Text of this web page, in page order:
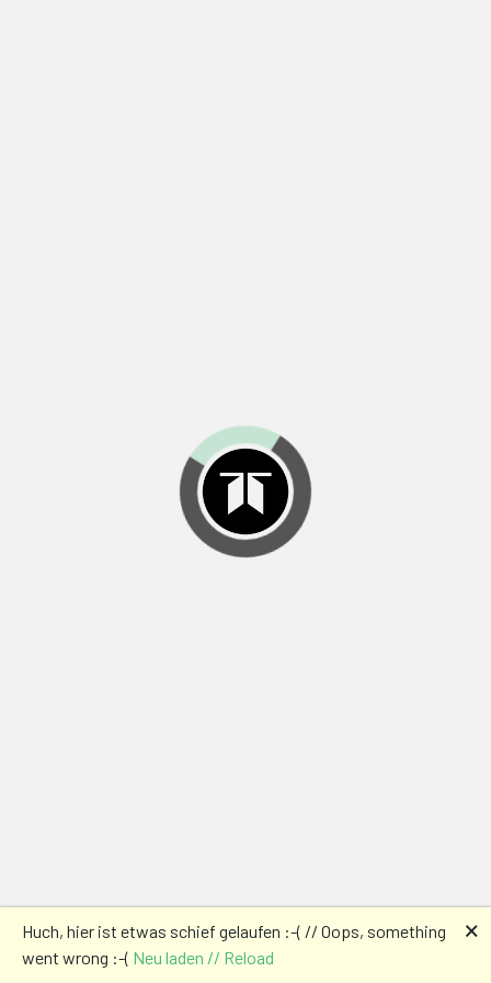
Huch, hier ist etwas schief gelaufen :-( // Oops, something
went wrong :-( Neu laden // Reload
🗙